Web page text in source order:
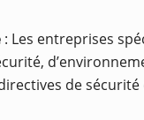
: Les entreprises
de